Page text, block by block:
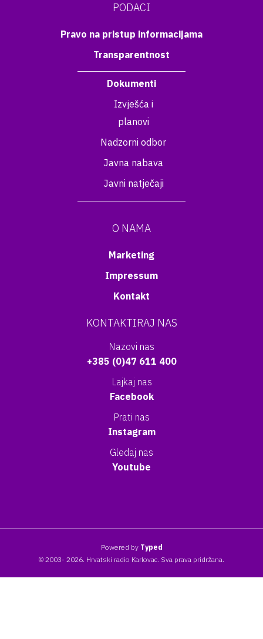
PODACI
Pravo na pristup informacijama
Transparentnost
Dokumenti
Izvješća i
planovi
Nadzorni odbor
Javna nabava
Javni natječaji
O NAMA
Marketing
Impressum
Kontakt
KONTAKTIRAJ NAS
Nazovi nas
+385 (0)47 611 400
Lajkaj nas
Facebook
Prati nas
Instagram
Gledaj nas
Youtube
Powered by Typed
© 2003- 2026. Hrvatski radio Karlovac. Sva prava pridržana.